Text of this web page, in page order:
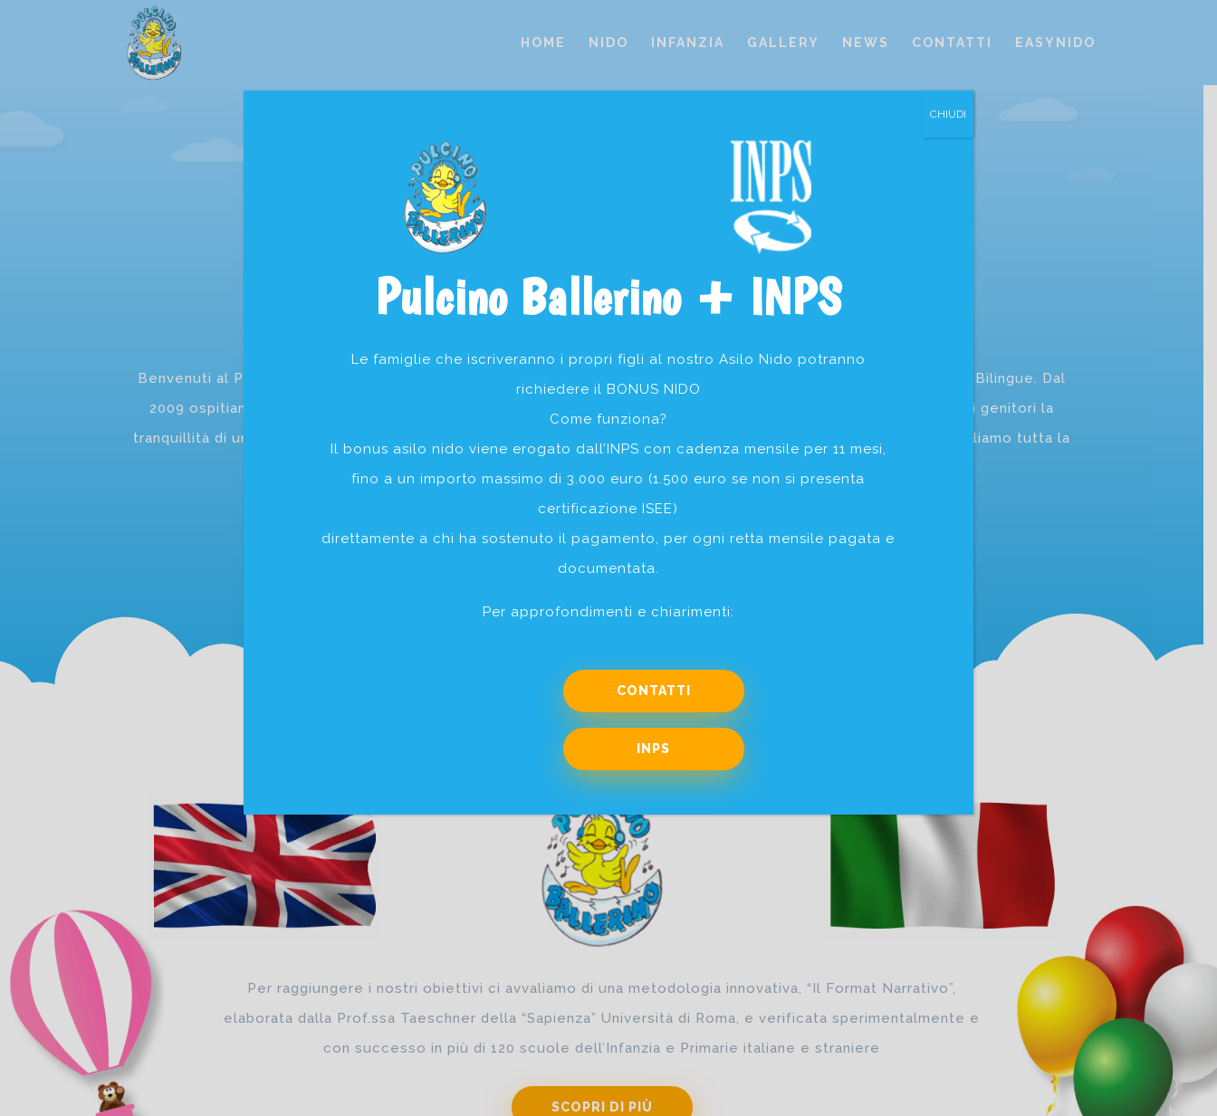
HOME NIDO INFANZIA GALLERY NEWS CONTATTI EASYNIDO
Benvenuti alPulcino Ballerino
Benvenuti al Pulcino Ballerino, asilo nido privato convenzionato con il Comune di Grugliasco e Scuola dell’Infanzia Bilingue. Dal
2009 ospitiamo, coccoliamo e cresciamo bambini, condividiamo l’amore per questo lavoro offrendo ai piccoli e ai genitori la
tranquillità di un ambiente familiare, accogliente e sicuro. Quando accogliamo per la prima volta un bambino, accogliamo tutta la
Per raggiungere i nostri obiettivi ci avvaliamo di una metodologia innovativa, “Il Format Narrativo”,
elaborata dalla Prof.ssa Taeschner della “Sapienza” Università di Roma, e verificata sperimentalmente e
con successo in più di 120 scuole dell’Infanzia e Primarie italiane e straniere
SCOPRI DI PIÙ
Pulcino Ballerino + INPS
Le famiglie che iscriveranno i propri figli al nostro Asilo Nido potranno
richiedere il BONUS NIDO
Come funziona?
Il bonus asilo nido viene erogato dall’INPS con cadenza mensile per 11 mesi,
fino a un importo massimo di 3.000 euro (1.500 euro se non si presenta
certificazione ISEE)
direttamente a chi ha sostenuto il pagamento, per ogni retta mensile pagata e
documentata.
Per approfondimenti e chiarimenti:
CONTATTI
INPS
CHIUDI